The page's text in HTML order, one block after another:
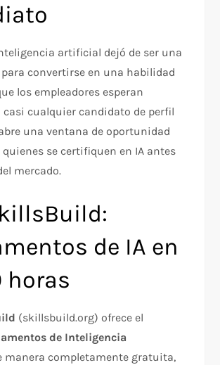
artificial dejó de ser una
convertirse en una habilidad
los empleadores esperan
cualquier candidato de perfil
una ventana de oportunidad
se certifiquen en IA antes
mercado.
de IA en
horas
(skillsbuild.org) ofrece el
de Inteligencia
manera completamente gratuita,